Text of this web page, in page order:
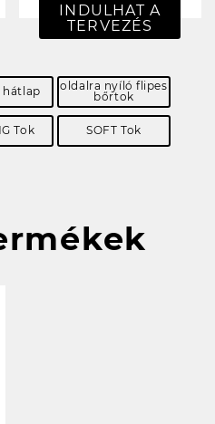
INDULHAT A
TERVEZÉS
hátlap
oldalra nyíló flipes
bőrtok
Tok SOFT Tok